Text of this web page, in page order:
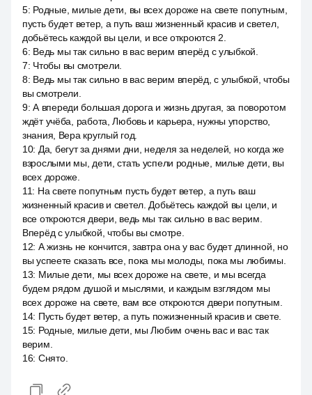
5: Родные, милые дети, вы всех дороже на свете попутным,
пусть будет ветер, а путь ваш жизненный красив и светел,
добьётесь каждой вы цели, и все откроются 2.
6: Ведь мы так сильно в вас верим вперёд с улыбкой.
7: Чтобы вы смотрели.
8: Ведь мы так сильно в вас верим вперёд, с улыбкой, чтобы
вы смотрели.
9:А впереди большая дорога и жизнь другая, за поворотом
ждёт учёба, работа, Любовь и карьера, нужны упорство,
знания, Вера круглый год.
10: Да, бегут за днями дни, неделя за неделей, но когда же
взрослыми мы, дети, стать успели родные, милые дети, вы
всех дороже.
11: На свете попутным пусть будет ветер, а путь ваш
жизненный красив и светел. Добьётесь каждой вы цели, и
все откроются двери, ведь мы так сильно в вас верим.
Вперёд с улыбкой, чтобы вы смотре.
12: А жизнь не кончится, завтра она у вас будет длинной, но
вы успеете сказать все, пока мы молоды, пока мы любимы.
13: Милые дети, мы всех дороже на свете, и мы всегда
будем рядом душой и мыслями, и каждым взглядом мы
всех дороже на свете, вам все откроются двери попутным.
14: Пусть будет ветер, а путь пожизненный красив и свете.
15: Родные, милые дети, мы Любим очень вас и вас так
верим.
16: Снято.